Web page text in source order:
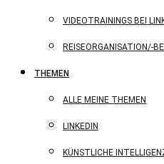
VIDEOTRAININGS BEI
REISEORGANISATION/-
THEMEN
ALLE MEINE THEMEN
LINKEDIN
KÜNSTLICHE